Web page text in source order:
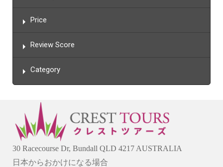
Price
Review Score
Category
30 Racecourse Dr, Bundall QLD 4217 AUSTRALIA
日本からおかけになる場合